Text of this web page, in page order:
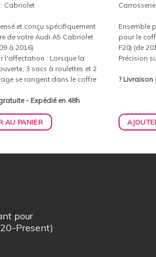
Cabriolet
et conçu spécifiquement
de votre Audi A5 Cabriolet
à 2016)
l'affectation : Lorsque la
3 sacs à roulettes et 2
se rangent dans le coffre
- Expédié en 48h
AU PANIER
Ensemble
pour le
F20) (de
Précision
? Livraison
pour
Present)